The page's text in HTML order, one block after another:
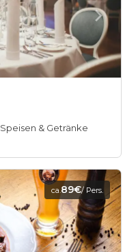
Speisen & Getränke
ca.89€/ Pers.